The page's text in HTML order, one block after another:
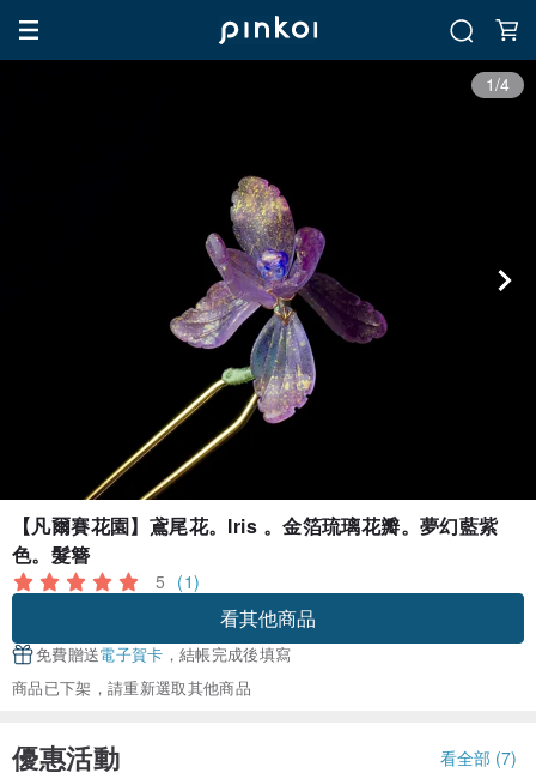
1/4
【凡爾賽花園】鳶尾花。Iris 。金箔琉璃花瓣。夢幻藍紫
色。髮簪
5 (1)
看其他商品
免費贈送電子賀卡 ，結帳完成後填寫
商品已下架，請重新選取其他商品
優惠活動 看全部 (7)